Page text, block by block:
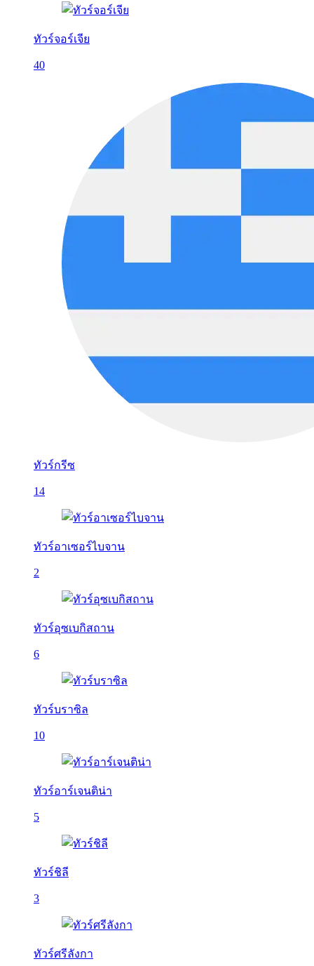
ทัวร์จอร์เจีย
40
ทัวร์กรีซ
14
ทัวร์อาเซอร์ไบจาน
2
ทัวร์อุซเบกิสถาน
6
ทัวร์บราซิล
10
ทัวร์อาร์เจนติน่า
5
ทัวร์ชิลี
3
ทัวร์ศรีลังกา